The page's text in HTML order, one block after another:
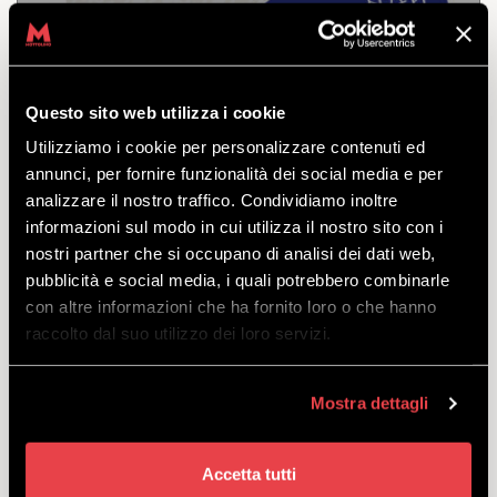
Questo sito web utilizza i cookie
Utilizziamo i cookie per personalizzare contenuti ed
annunci, per fornire funzionalità dei social media e per
analizzare il nostro traffico. Condividiamo inoltre
informazioni sul modo in cui utilizza il nostro sito con i
nostri partner che si occupano di analisi dei dati web,
pubblicità e social media, i quali potrebbero combinarle
con altre informazioni che ha fornito loro o che hanno
raccolto dal suo utilizzo dei loro servizi.
Mostra dettagli
Accetta tutti
Kurs dla dzieci od 4 do 13 lat przygotowujący do
postawienia pierwszych kroków na nartach, od
niedzieli do piątku. Doskonały do nauki w atmosferze
zabawy.
odejść
z€204.00
PODSTAWOWY KURS
NARCIARSKI DLA DZIECI W
MOTTOLINO Z